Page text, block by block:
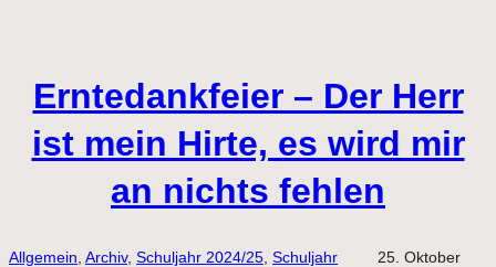
Erntedankfeier – Der Herr
ist mein Hirte, es wird mir
an nichts fehlen
Allgemein Archiv, Schuljahr 2024/25 Schuljahr
25. Oktober